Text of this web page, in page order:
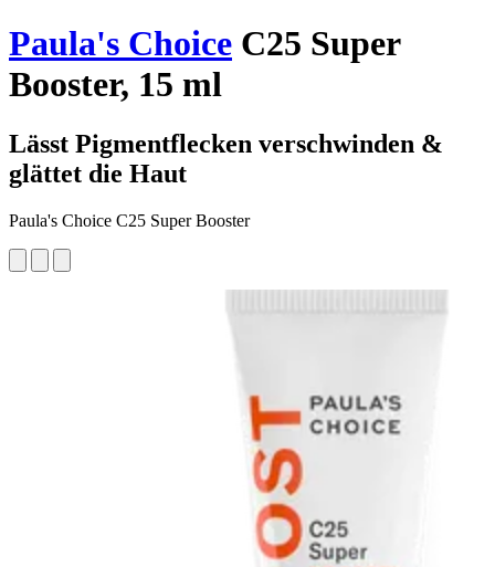
Paula's Choice C25 Super
Booster, 15 ml
Lässt Pigmentflecken verschwinden &
glättet die Haut
Paula's Choice C25 Super Booster